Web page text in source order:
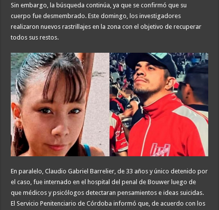
Sin embargo, la búsqueda continúa, ya que se confirmó que su
cuerpo fue desmembrado. Este domingo, los investigadores
realizaron nuevos rastrillajes en la zona con el objetivo de recuperar
todos sus restos.
En paralelo, Claudio Gabriel Barrelier, de 33 años y único detenido por
el caso, fue internado en el hospital del penal de Bouwer luego de
que médicos y psicólogos detectaran pensamientos e ideas suicidas.
El Servicio Penitenciario de Córdoba informó que, de acuerdo con los